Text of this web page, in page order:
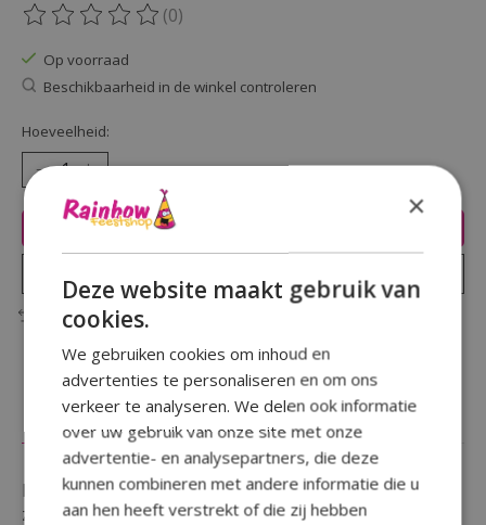
De beoordeling van dit product is
(0)
Op voorraad
Beschikbaarheid in de winkel controleren
Hoeveelheid:
Toevoegen aan winkelwagen
Toevoegen om te vergelijken
Reviews (0)
Een verjaardag te vieren en wil je iemand in het
zonnetje zetten door een opvallende button te geven
×
Deze website maakt gebruik van
cookies.
We gebruiken cookies om inhoud en
advertenties te personaliseren en om ons
verkeer te analyseren. We delen ook informatie
over uw gebruik van onze site met onze
advertentie- en analysepartners, die deze
kunnen combineren met andere informatie die u
aan hen heeft verstrekt of die zij hebben